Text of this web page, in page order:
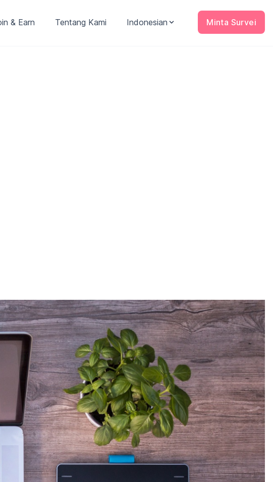
Indonesian
& Earn Tentang Kami Minta Survei